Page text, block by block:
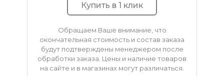
Купить в 1 клик
Обращаем Ваше внимание, что
окончательная стоимость и состав заказа
будут подтверждены менеджером после
обработки заказа. Цены и наличие товаров
на сайте и в магазинах могут различаться.